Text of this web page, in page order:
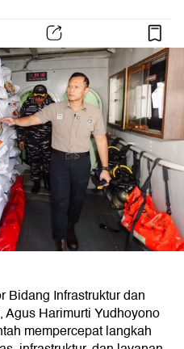
Bidang Infrastruktur dan
Harimurti Yudhoyono
mempercepat langkah